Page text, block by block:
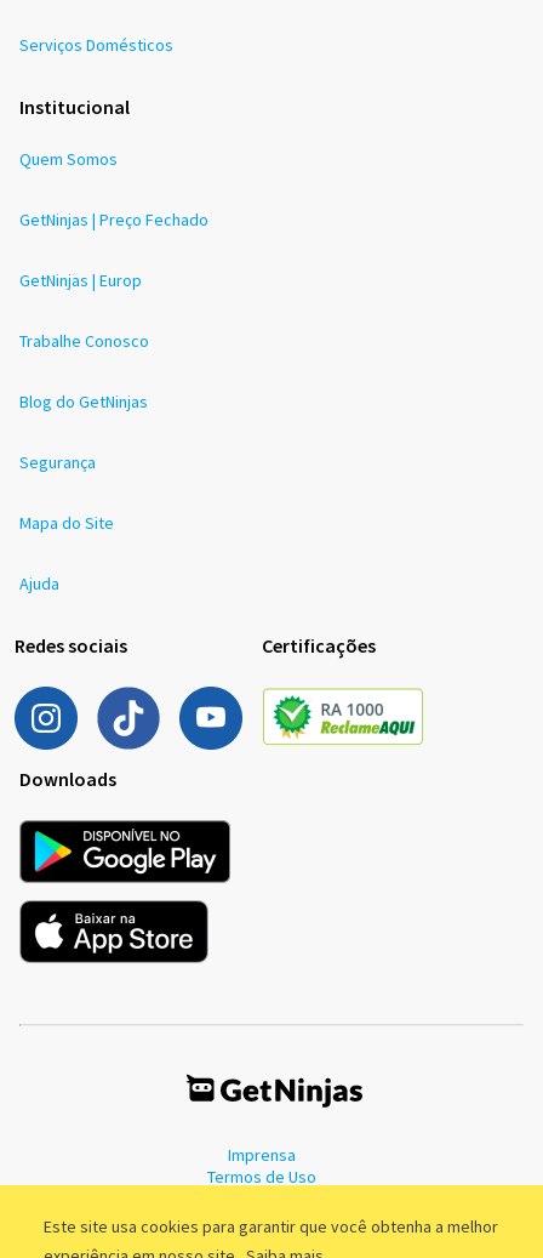
Este site usa cookies para garantir que você obtenha a melhor
Serviços Domésticos
Institucional
Quem Somos
GetNinjas | Preço Fechado
GetNinjas | Europ
Trabalhe Conosco
Blog do GetNinjas
Segurança
Mapa do Site
Ajuda
Redes sociais Certificações
Downloads
Imprensa
Termos de Uso